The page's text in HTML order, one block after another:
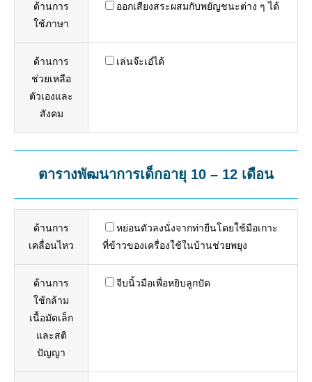
ด้านการ
ใช้ภาษา
ออกเสียงสระผสมกับพยัญชนะต่าง ๆ ได้
ด้านการ
ช่วยเหลือ
ตัวเองและ
สังคม
เล่นจ๊ะเอ๋ได้
ตารางพัฒนาการเด็กอายุ 10 – 12 เดือน
ด้านการ
เคลื่อนไหว
หย่อนตัวลงนั่งจากท่ายืนโดยใช้มือเกาะ
ที่ข้าวของเครื่องใช้ในบ้านช่วยพยุง
ด้านการ
ใช้กล้าม
เนื้อมัดเล็ก
และสติ
ปัญญา
จีบนิ้วมือเพื่อหยิบลูกปัด